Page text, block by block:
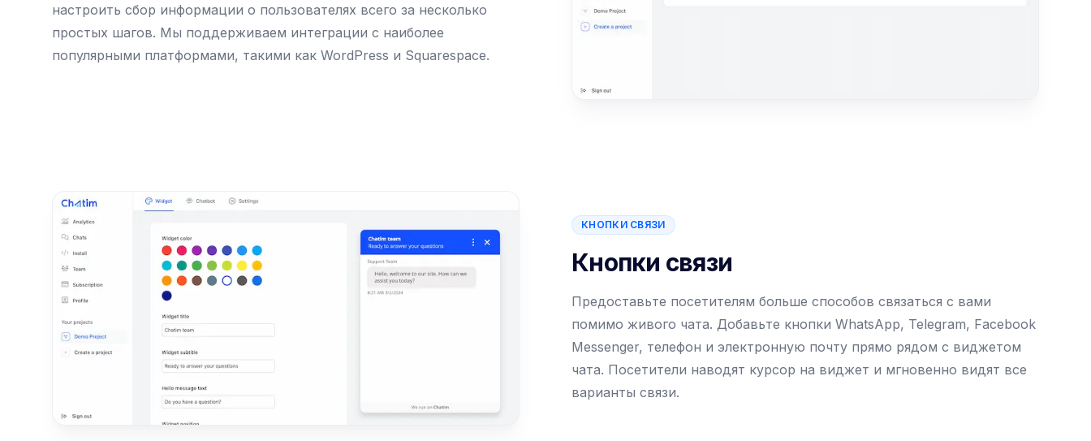
настроить сбор информации о пользователях всего за несколько
простых шагов. Мы поддерживаем интеграции с наиболее
популярными платформами, такими как WordPress и Squarespace.
КНОПКИ СВЯЗИ
Кнопки связи
Предоставьте посетителям больше способов связаться с вами
помимо живого чата. Добавьте кнопки WhatsApp, Telegram, Facebook
Messenger, телефон и электронную почту прямо рядом с виджетом
чата. Посетители наводят курсор на виджет и мгновенно видят все
варианты связи.